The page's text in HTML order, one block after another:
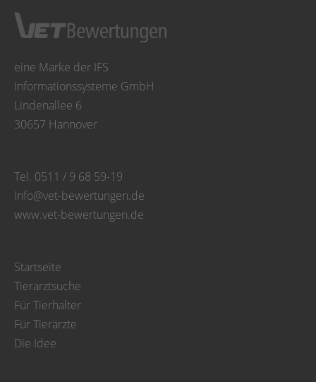
eine Marke der IFS
Informationssysteme GmbH
Lindenallee 6
30657 Hannover
Tel. 0511 / 9 68 59-19
info@vet-bewertungen.de
www.vet-bewertungen.de
Startseite
Tierarztsuche
Für Tierhalter
Für Tierärzte
Die Idee